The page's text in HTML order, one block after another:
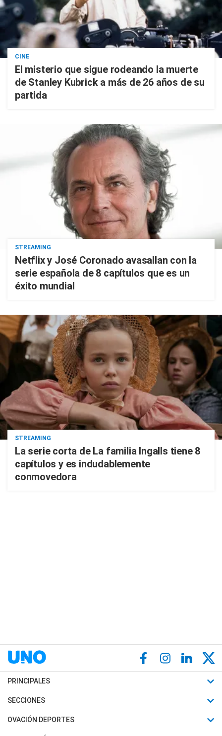
CINE
El misterio que sigue rodeando la muerte
de Stanley Kubrick a más de 26 años de su
partida
STREAMING
Netflix y José Coronado avasallan con la
serie española de 8 capítulos que es un
éxito mundial
STREAMING
La serie corta de La familia Ingalls tiene 8
capítulos y es indudablemente
conmovedora
PRINCIPALES
Últimas Noticias
Política
SECCIONES
Horóscopo
OVACIÓN DEPORTES